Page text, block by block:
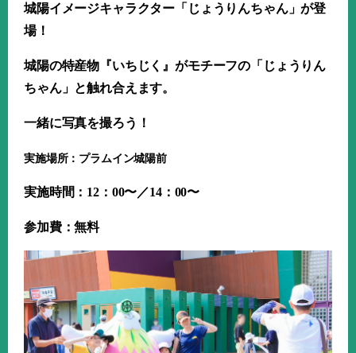
城陽イメージキャラクター「じょうりんちゃん」が登
場！
城陽の特産物『いちじく』がモチーフの「じょうりん
ちゃん」と触れ合えます。
一緒に写真を撮ろう！
実施場所：プラムイン城陽前
実施時間： 12： 00〜／14： 00〜
参加費：無料